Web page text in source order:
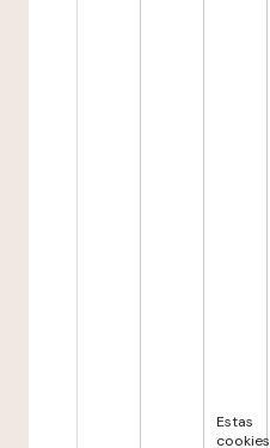
Estas
cookies